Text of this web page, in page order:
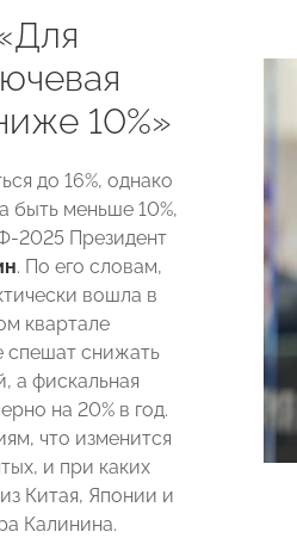
10%»
до 16%, однако
быть меньше 10%,
2025 Президент
. По его словам,
вошла в
квартале
спешат снижать
а фискальная
на 20% в год.
что изменится
и при каких
Китая, Японии и
Калинина.